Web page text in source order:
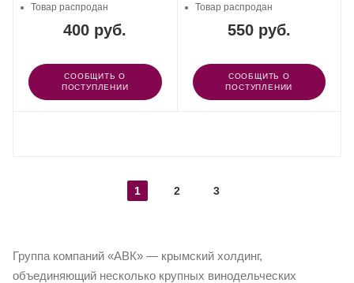
400 руб.
Товар распродан
СООБЩИТЬ О
ПОСТУПЛЕНИИ
550 руб.
Товар распродан
СООБЩИТЬ О
ПОСТУПЛЕНИИ
1 2 3
Группа компаний «АВК» — крымский холдинг,
объединяющий несколько крупных винодельческих